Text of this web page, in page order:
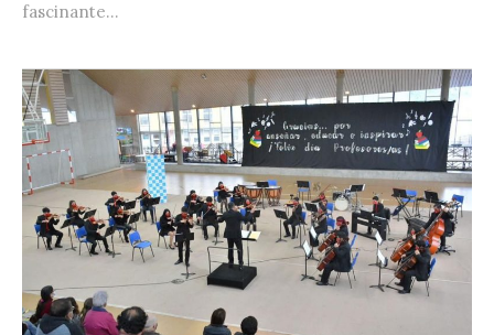
fascinante...